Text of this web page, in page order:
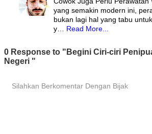
yang semakin modern ini,
bukan lagi hal yang tabu
y… Read More...
0 Response to "Begini Ciri-ciri
Negeri "
Silahkan Berkomentar Dengan Bijak